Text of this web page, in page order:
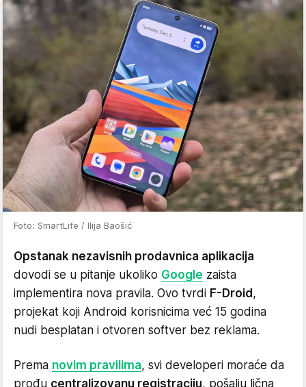
Foto: SmartLife / Ilija Baošić
Opstanak nezavisnih prodavnica aplikacija
dovodi se u pitanje ukoliko Google zaista
implementira nova pravila. Ovo tvrdi F-Droid ,
projekat koji Android korisnicima već 15 godina
nudi besplatan i otvoren softver bez reklama.
Prema novim pravilima, svi developeri moraće da
prođu centralizovanu registraciju, pošalju lična